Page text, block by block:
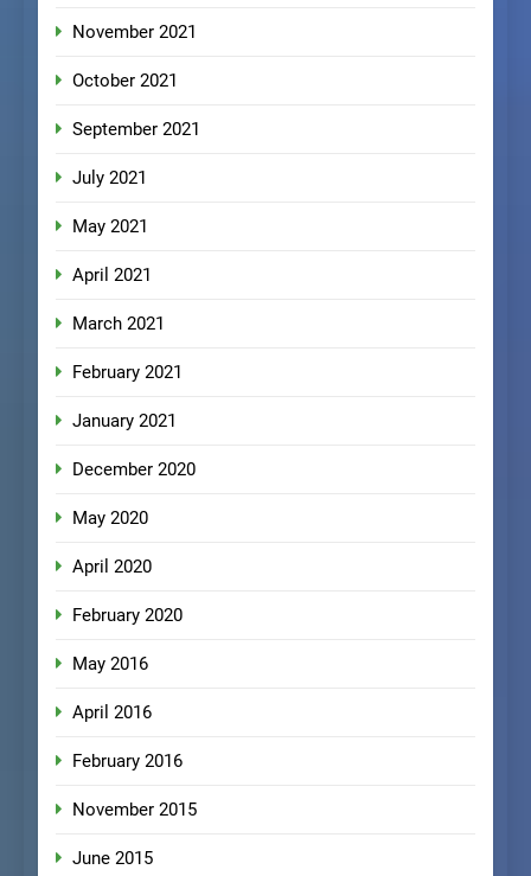
November 2021
October 2021
September 2021
July 2021
May 2021
April 2021
March 2021
February 2021
January 2021
December 2020
May 2020
April 2020
February 2020
May 2016
April 2016
February 2016
November 2015
June 2015